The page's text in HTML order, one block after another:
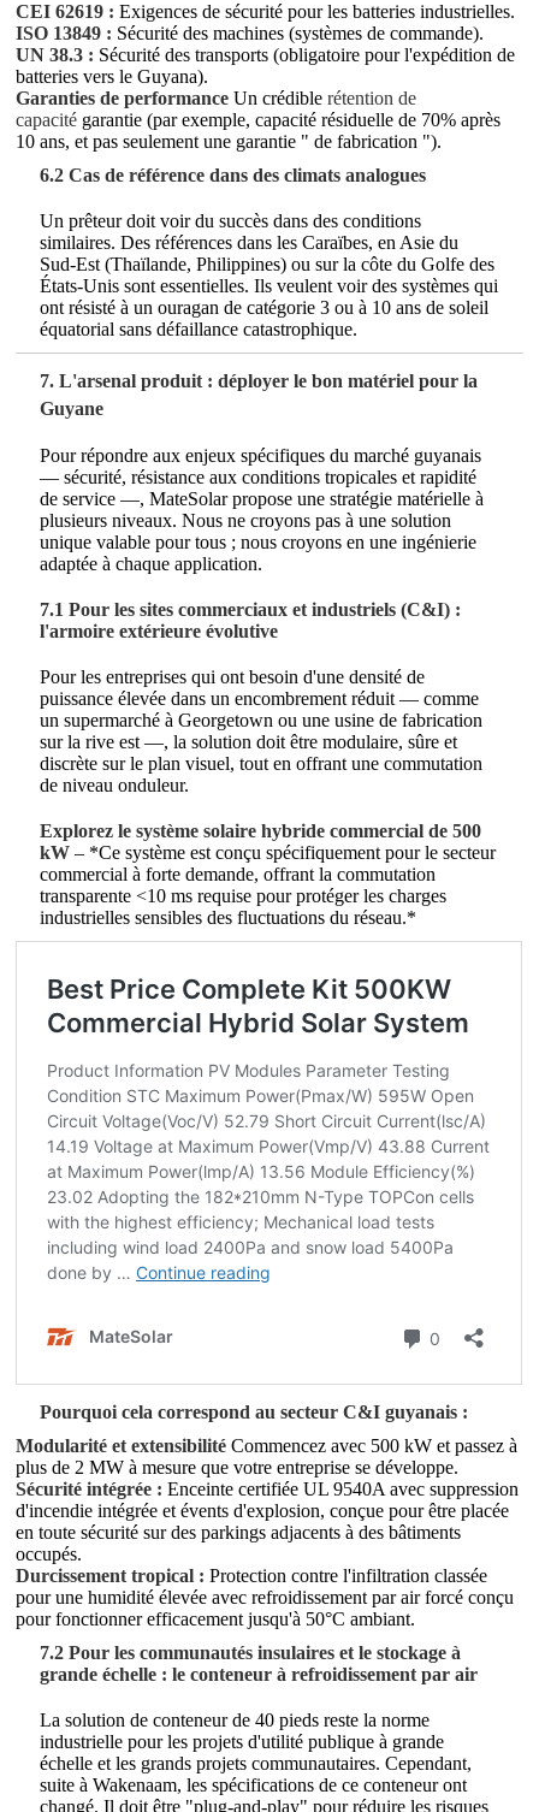
CEI 62619 : Exigences de sécurité pour les batteries industrielles.
ISO 13849 : Sécurité des machines (systèmes de commande).
UN 38.3 : Sécurité des transports (obligatoire pour l'expédition de
batteries vers le Guyana).
Garanties de performance Un crédiblerétention de
capacité garantie (par exemple, capacité résiduelle de 70% après
10 ans, et pas seulement une garantie " de fabrication ").
6.2 Cas de référence dans des climats analogues
Un prêteur doit voir du succès dans des conditions
similaires. Des références dans les Caraïbes, en Asie du
Sud-Est (Thaïlande, Philippines) ou sur la côte du Golfe des
États-Unis sont essentielles. Ils veulent voir des systèmes qui
ont résisté à un ouragan de catégorie 3 ou à 10 ans de soleil
équatorial sans défaillance catastrophique.
7. L'arsenal produit : déployer le bon matériel pour la
Guyane
Pour répondre aux enjeux spécifiques du marché guyanais
— sécurité, résistance aux conditions tropicales et rapidité
de service —, MateSolar propose une stratégie matérielle à
plusieurs niveaux. Nous ne croyons pas à une solution
unique valable pour tous ; nous croyons en une ingénierie
adaptée à chaque application.
7.1 Pour les sites commerciaux et industriels (C&I) :
l'armoire extérieure évolutive
Pour les entreprises qui ont besoin d'une densité de
puissance élevée dans un encombrement réduit — comme
un supermarché à Georgetown ou une usine de fabrication
sur la rive est —, la solution doit être modulaire, sûre et
discrète sur le plan visuel, tout en offrant une commutation
de niveau onduleur.
Explorez le système solaire hybride commercial de 500
kW – *Ce système est conçu spécifiquement pour le secteur
commercial à forte demande, offrant la commutation
transparente <10 ms requise pour protéger les charges
industrielles sensibles des fluctuations du réseau.*
Pourquoi cela correspond au secteur C&I guyanais :
Modularité et extensibilité Commencez avec 500 kW et passez à
plus de 2 MW à mesure que votre entreprise se développe.
Sécurité intégrée : Enceinte certifiée UL 9540A avec suppression
d'incendie intégrée et évents d'explosion, conçue pour être placée
en toute sécurité sur des parkings adjacents à des bâtiments
occupés.
Durcissement tropical : Protection contre l'infiltration classée
pour une humidité élevée avec refroidissement par air forcé conçu
pour fonctionner efficacement jusqu'à 50°C ambiant.
7.2 Pour les communautés insulaires et le stockage à
grande échelle : le conteneur à refroidissement par air
La solution de conteneur de 40 pieds reste la norme
industrielle pour les projets d'utilité publique à grande
échelle et les grands projets communautaires. Cependant,
suite à Wakenaam, les spécifications de ce conteneur ont
changé. Il doit être "plug-and-play" pour réduire les risques